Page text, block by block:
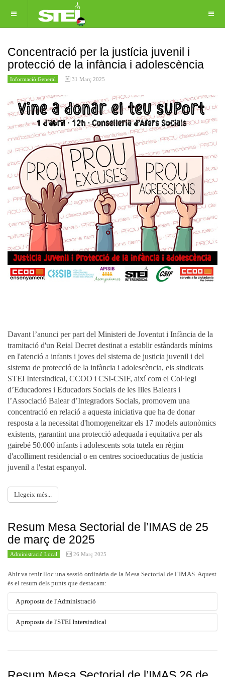
Concentració per la justícia juvenil i
protecció de la infància i adolescència
Informació General 31 Març 2025
Davant l’anunci per part del Ministeri de Joventut i Infància de la
tramitació d'un Reial Decret destinat a establir estàndards mínims
en l'atenció a infants i joves del sistema de justicia juvenil i del
sistema de protecció de la infància i adolescència, els sindicats
STEI Intersindical, CCOO i CSI-CSIF, així com el Col·legi
d’Educadores i Educadors Socials de les Illes Balears i
l’Associació Balear d’Integradors Socials, promovem una
concentració en relació a aquesta iniciativa que ha de donar
resposta a la necessitat d'homogeneïtzar els 17 models autonòmics
existents, garantint una protecció adequada i equitativa per als
gairebé 50.000 infants i adolescents sota tutela en règim
d'acolliment residencial o en centres socioeducatius de justícia
juvenil a l'estat espanyol.
Llegeix més...
Resum Mesa Sectorial de l’IMAS de 25
de març de 2025
Administració Local 26 Març 2025
Ahir va tenir lloc una sessió ordinària de la Mesa Sectorial de l’IMAS. Aquest
és el resum dels punts que destacam:
A proposta de l'Administració
Va explicar la nova Instrucció de Formació de l’IMAS 2025.
A proposta de l'STEI Intersindical
L’STEI va explicar el malestar del col·lectiu d’Infermeria en relació